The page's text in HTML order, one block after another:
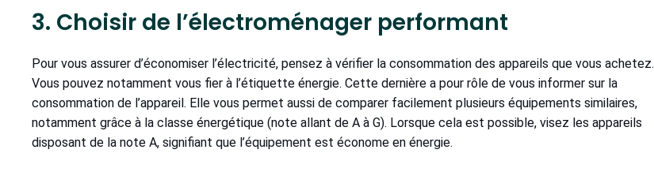
3. Choisir de l’électroménager performant
Pour vous assurer d’économiser l’électricité, pensez à vérifier la consommation des appareils que vous achetez.
Vous pouvez notamment vous fier à l’étiquette énergie. Cette dernière a pour rôle de vous informer sur la
consommation de l’appareil. Elle vous permet aussi de comparer facilement plusieurs équipements similaires,
notamment grâce à la classe énergétique (note allant de A à G). Lorsque cela est possible, visez les appareils
disposant de la note A, signifiant que l’équipement est économe en énergie.